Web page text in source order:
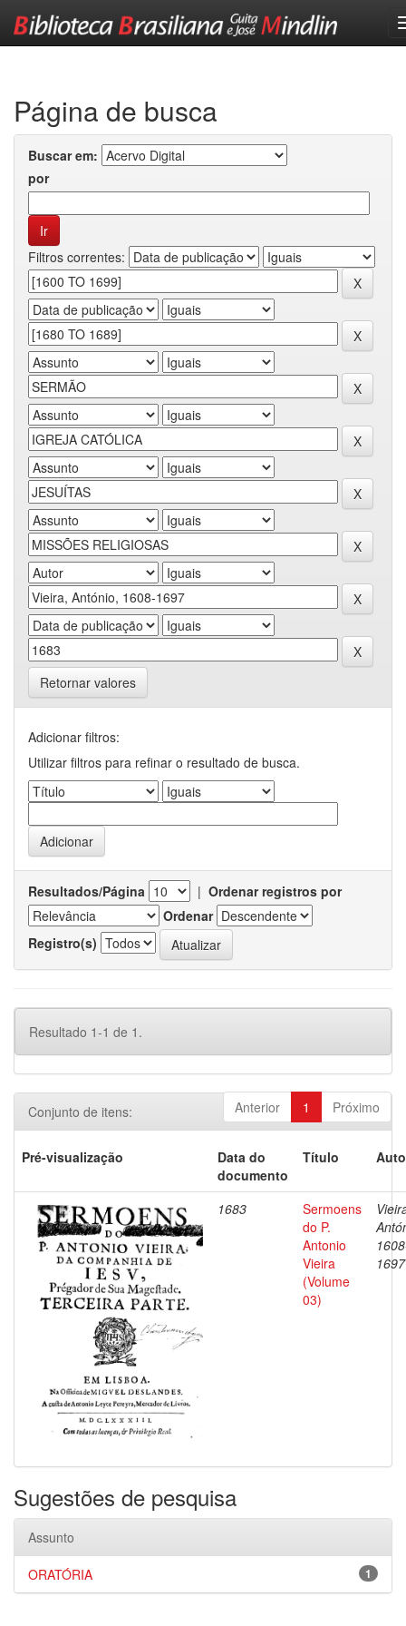
Página de busca
Buscar em:
por
Filtros correntes:
Retornar valores
Adicionar filtros:
Utilizar filtros para refinar o resultado de busca.
Resultados/Página | Ordenar registros por
Ordenar
Registro(s)
Resultado 1-1 de 1.
Anterior 1 Próximo
Conjunto de itens:
Pré-visualização
Data do
documento
Título
1683
Sermoens
do P.
Antonio
Vieira
(Volume
03)
1697
Sugestões de pesquisa
Assunto
1
ORATÓRIA